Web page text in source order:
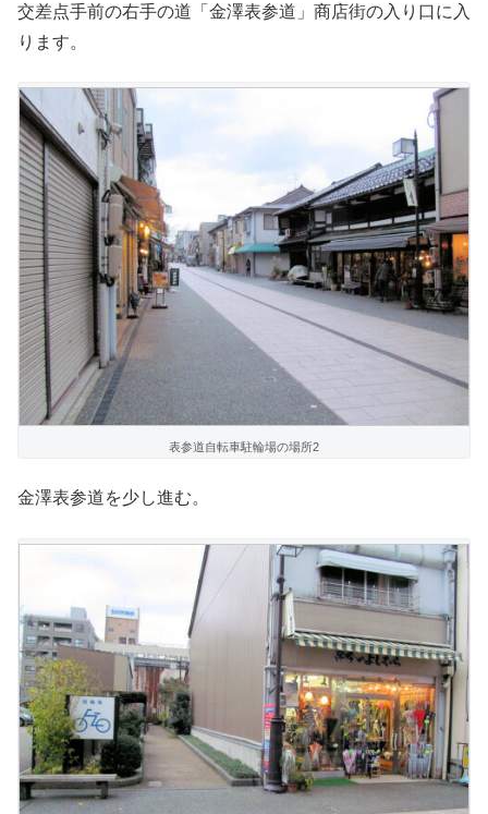
交差点手前の右手の道「金澤表参道」商店街の入り口に入
ります。
表参道自転車駐輪場の場所2
金澤表参道を少し進む。